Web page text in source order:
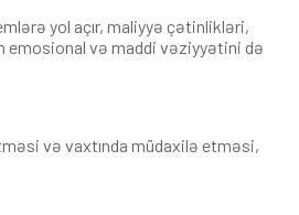
yol açır, maliyyə çətinlikləri,
emosional və maddi vəziyyətini də
və vaxtında müdaxilə etməsi,